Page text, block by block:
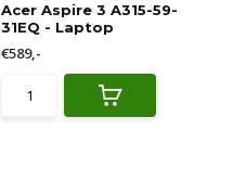
Acer Aspire 3 A315-59-
31EQ - Laptop
€589,-